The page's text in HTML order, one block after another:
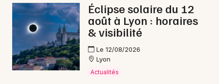
Éclipse solaire du 12
août à Lyon : horaires
& visibilité
Le 12/08/2026
Lyon
Actualités